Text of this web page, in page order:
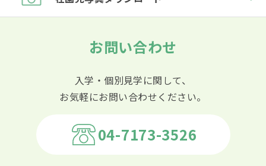
お問い合わせ
入学・個別見学に関して、
お気軽にお問い合わせください。
04-7173-3526